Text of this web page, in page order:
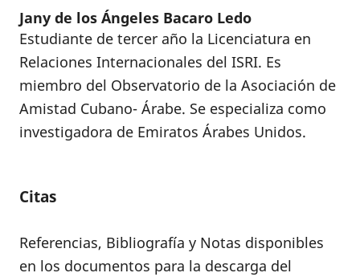
Jany de los Ángeles Bacaro Ledo
Estudiante de tercer año la Licenciatura en
Relaciones Internacionales del ISRI. Es
miembro del Observatorio de la Asociación de
Amistad Cubano- Árabe. Se especializa como
investigadora de Emiratos Árabes Unidos.
Citas
Referencias, Bibliografía y Notas disponibles
en los documentos para la descarga del